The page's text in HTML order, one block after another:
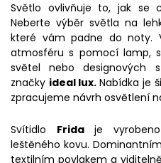
Světlo ovlivňuje to, jak se
Neberte výběr světla na
které vám padne do noty.
atmosféru s pomocí lamp,
světel nebo designových
značky ideal lux.Nabídka je
zpracujeme návrh osvětlení
Svítidlo Frida je
leštěného kovu.
textilním povlakem a